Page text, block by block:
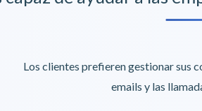
Los clientes prefieren gestionar sus
emails y las